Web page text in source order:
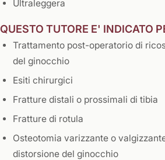
Ultraleggera
​QUESTO TUTORE E' INDICATO
Trattamento post-operatorio di
del ginocchio
Esiti chirurgici
Fratture distali o prossimali di tibia
Fratture di rotula
Osteotomia varizzante o
distorsione del ginocchio